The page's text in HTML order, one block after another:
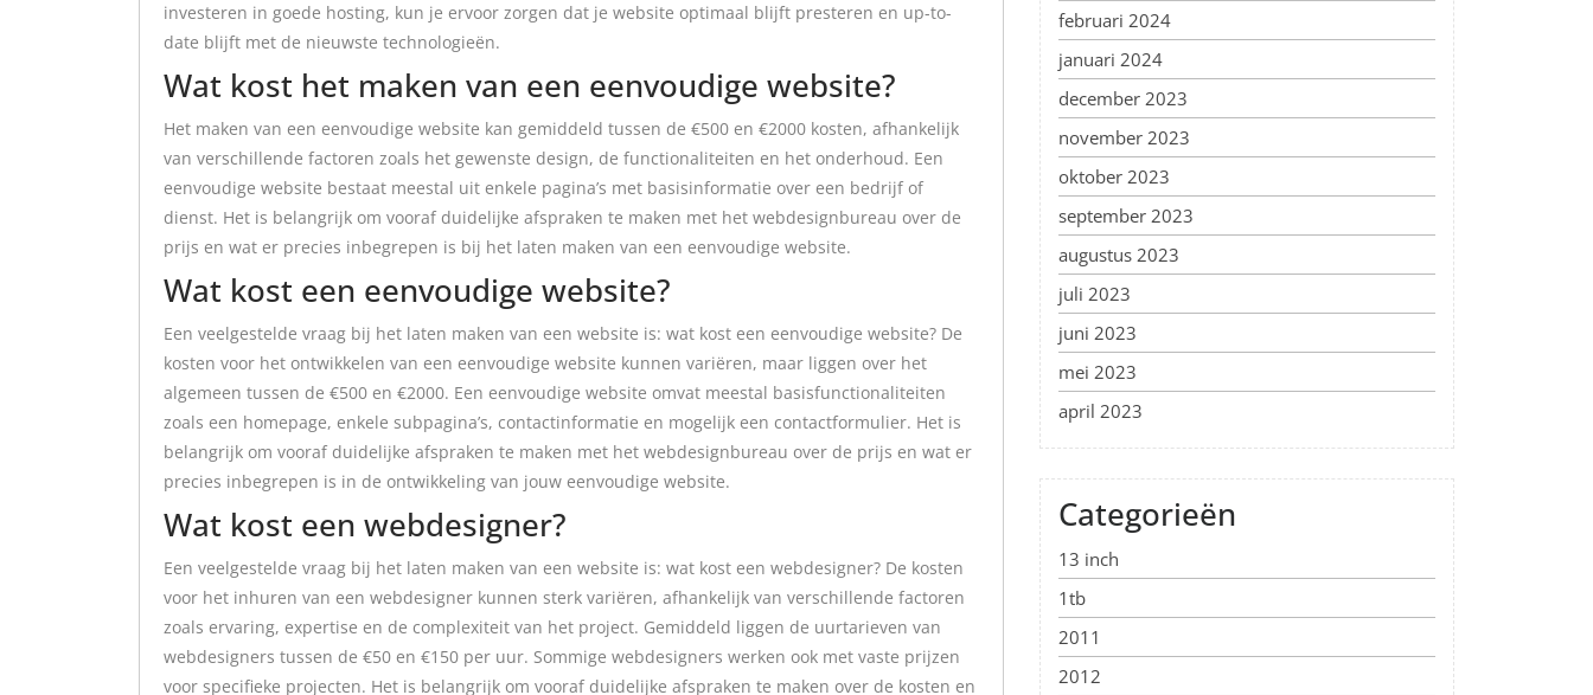
investeren in goede hosting, kun je ervoor zorgen dat je website optimaal blijft presteren en up-to-
date blijft met de nieuwste technologieën.
Wat kost het maken van een eenvoudige website?
Het maken van een eenvoudige website kan gemiddeld tussen de €500 en €2000 kosten, afhankelijk
van verschillende factoren zoals het gewenste design, de functionaliteiten en het onderhoud. Een
eenvoudige website bestaat meestal uit enkele pagina’s met basisinformatie over een bedrijf of
dienst. Het is belangrijk om vooraf duidelijke afspraken te maken met het webdesignbureau over de
prijs en wat er precies inbegrepen is bij het laten maken van een eenvoudige website.
Wat kost een eenvoudige website?
Een veelgestelde vraag bij het laten maken van een website is: wat kost een eenvoudige website? De
kosten voor het ontwikkelen van een eenvoudige website kunnen variëren, maar liggen over het
algemeen tussen de €500 en €2000. Een eenvoudige website omvat meestal basisfunctionaliteiten
zoals een homepage, enkele subpagina’s, contactinformatie en mogelijk een contactformulier. Het is
belangrijk om vooraf duidelijke afspraken te maken met het webdesignbureau over de prijs en wat er
precies inbegrepen is in de ontwikkeling van jouw eenvoudige website.
Wat kost een webdesigner?
Een veelgestelde vraag bij het laten maken van een website is: wat kost een webdesigner? De kosten
voor het inhuren van een webdesigner kunnen sterk variëren, afhankelijk van verschillende factoren
zoals ervaring, expertise en de complexiteit van het project. Gemiddeld liggen de uurtarieven van
webdesigners tussen de €50 en €150 per uur. Sommige webdesigners werken ook met vaste prijzen
voor specifieke projecten. Het is belangrijk om vooraf duidelijke afspraken te maken over de kosten en
februari 2024
januari 2024
december 2023
november 2023
oktober 2023
september 2023
augustus 2023
juli 2023
juni 2023
mei 2023
april 2023
Categorieën
13 inch
1tb
2011
2012